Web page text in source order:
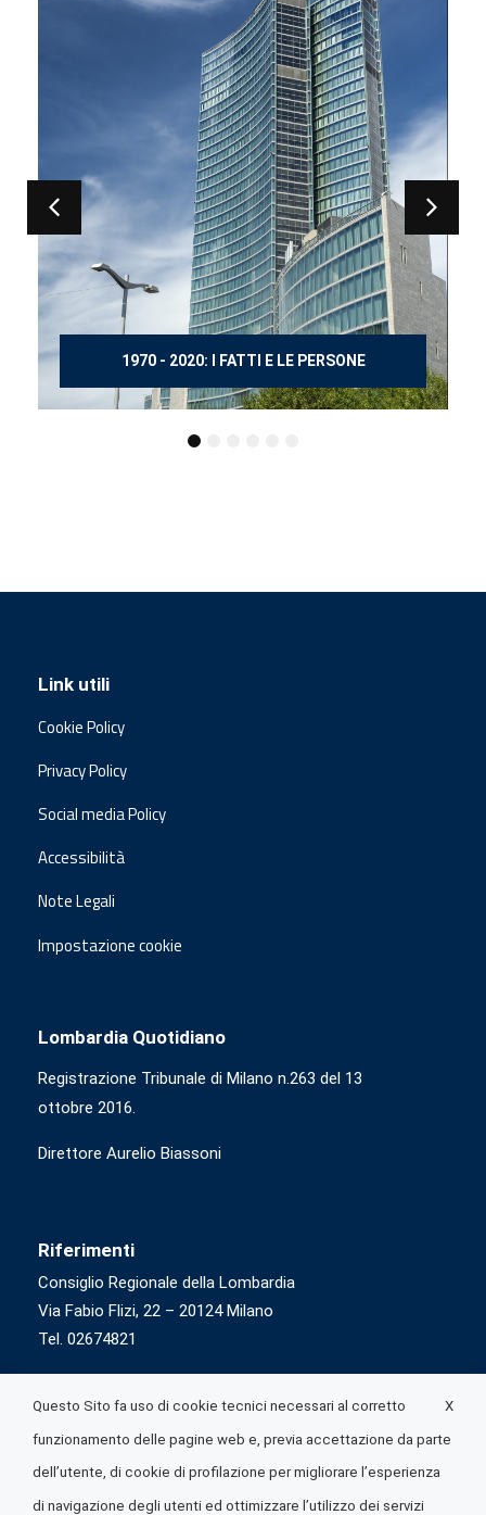
150 ANNI DOPO MANZONI
Link utili
Cookie Policy
Privacy Policy
Social media Policy
Accessibilità
Note Legali
Impostazione cookie
Lombardia Quotidiano
Registrazione Tribunale di Milano n.263 del 13
ottobre 2016.
Direttore Aurelio Biassoni
Riferimenti
Consiglio Regionale della Lombardia
Via Fabio Flizi, 22 – 20124 Milano
Tel. 02674821
X
Questo Sito fa uso di cookie tecnici necessari al corretto
funzionamento delle pagine web e, previa accettazione da parte
dell’utente, di cookie di profilazione per migliorare l’esperienza
di navigazione degli utenti ed ottimizzare l’utilizzo dei servizi